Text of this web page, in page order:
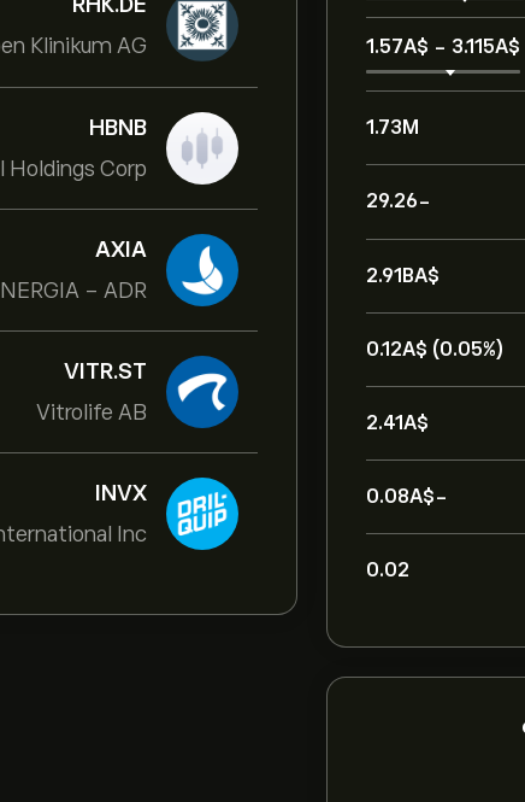
RHK.DE
Klinikum AG
HBNB
AXIA
- ADR
VITR.ST
Vitrolife AB
INVX
Inc
1.57‎A$‎ - 3.115‎A$‎
1.73M
-29.26
2.91B‎A$‎
0.12‎A$‎ (0.05%)
2.41‎A$‎
-0.08‎A$‎
0.02